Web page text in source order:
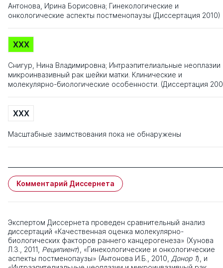
Антонова, Ирина Борисовна; Гинекологические и
онкологические аспекты постменопаузы (Диссертация 2010)
XXX
Снигур, Нина Владимировна; Интраэпителиальные неоплазии
микроинвазивный рак шейки матки. Клинические и
молекулярно-биологические особенности. (Диссертация
XXX
Масштабные заимствования пока не обнаружены
Комментарий Диссернета
Экспертом Диссернета проведен сравнительный анализ
диссертаций «Качественная оценка молекулярно-
биологических факторов раннего канцерогенеза» (Хунова
Л.З., 2011, Реципиент), «Гинекологические и онкологические
аспекты постменопаузы» (Антонова И.Б., 2010, Донор 1), и